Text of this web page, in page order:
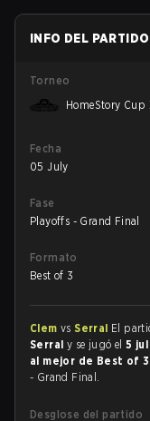
INFO DEL PARTIDO
Torneo
HomeStory Cup
Fecha
05 July
Fase
Playoffs - Grand Final
Formato
Best of 3
Clem vs Serral El
Serral y se jugó el5
al mejor de Best of 3
- Grand Final.
Desglose del partido